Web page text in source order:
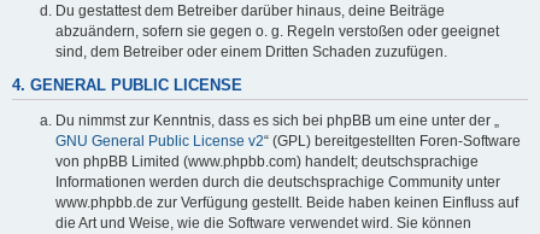
Du gestattest dem Betreiber darüber hinaus, deine Beiträge
abzuändern, sofern sie gegen o. g. Regeln verstoßen oder geeignet
sind, dem Betreiber oder einem Dritten Schaden zuzufügen.
4. GENERAL PUBLIC LICENSE
Du nimmst zur Kenntnis, dass es sich bei phpBB um eine unter der „
GNU General Public License v2“ (GPL) bereitgestellten Foren-Software
von phpBB Limited (www.phpbb.com) handelt; deutschsprachige
Informationen werden durch die deutschsprachige Community unter
www.phpbb.de zur Verfügung gestellt. Beide haben keinen Einfluss auf
die Art und Weise, wie die Software verwendet wird. Sie können